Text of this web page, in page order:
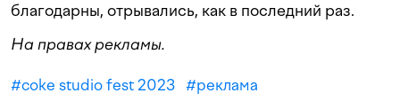
благодарны, отрывались, как в последний раз.
На правах рекламы.
#coke studio fest 2023 #реклама